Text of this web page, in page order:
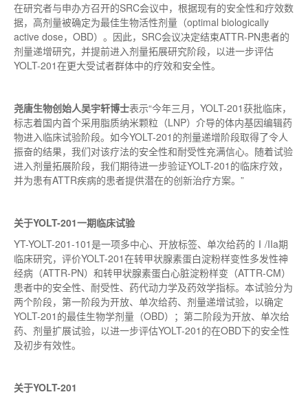
在研究者与申办方召开的SRC会议中，根据现有的安全性和疗效数
据，高剂量被确定为最佳生物活性剂量（optimal biologically
active dose，OBD）。因此，SRC会议决定结束ATTR-PN患者的
剂量递增研究，并提前进入剂量拓展研究阶段，以进一步评估
YOLT-201在更大受试者群体中的疗效和安全性。
尧唐生物创始人吴宇轩博士表示“今年三月，YOLT-201获批临床，
标志着国内首个采用脂质纳米颗粒（LNP）介导的体内基因编辑药
物进入临床试验阶段。如今YOLT-201的剂量递增阶段取得了令人
振奋的结果，我们对该疗法的安全性和耐受性充满信心。随着试验
进入剂量拓展阶段，我们期待进一步验证YOLT-201的临床疗效，
并为患有ATTR疾病的患者提供潜在的创新治疗方案。”
关于YOLT-201一期临床试验
YT-YOLT-201-101是一项多中心、开放标签、单次给药的Ⅰ/IIa期
临床研究，评价YOLT-201在转甲状腺素蛋白淀粉样变性多发性神
经病（ATTR-PN）和转甲状腺素蛋白心脏淀粉样变（ATTR-CM）
患者中的安全性、耐受性、药代动力学及药效学指标。本试验分为
两个阶段， 第一阶段为开放、单次给药、剂量递增试验，以确定
YOLT-201的最佳生物学剂量（OBD）；第二阶段为开放、单次给
药、剂量扩展试验，以进一步评估YOLT-201的在OBD下的安全性
及初步有效性。
关于YOLT-201